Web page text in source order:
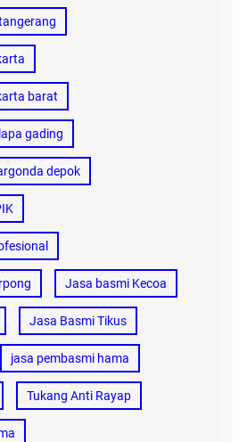
barat
gading
depok
Jasa basmi Kecoa
Jasa Basmi Tikus
jasa pembasmi hama
Tukang Anti Rayap